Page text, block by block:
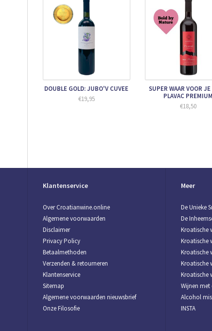
DOUBLE GOLD: JUBO'V CUVEE
€19,95
SUPER WAAR VOOR JE
PLAVAC PREMIUM
€18,50
Klantenservice
Over Croatianwine.online
Algemene voorwaarden
Disclaimer
Privacy Policy
Betaalmethoden
Verzenden & retourneren
Klantenservice
Sitemap
Algemene voorwaarden nieuwsbrief
Onze Filosofie
Meer
De Unieke
De
Kroatische
Kroatische
Kroatische
Kroatische
Kroatische
Wijnen
Alcohol
INSTA